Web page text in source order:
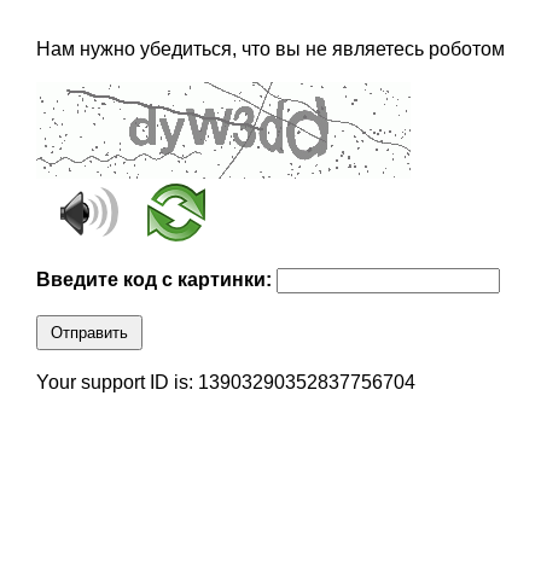
Нам нужно убедиться, что вы не являетесь роботом
Введите код с картинки:
Отправить
Your support ID is: 13903290352837756704